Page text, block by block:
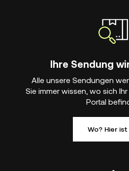
Ihre Sendung
Alle unsere Sendungen
Sie immer wissen, wo sich
Portal
Wo? Hier ist